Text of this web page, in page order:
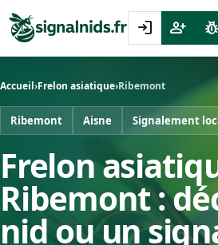
login person_add pest_control
Accueil›Frelon asiatique›Ribemont
Ribemont Aisne Signalement
Frelon
Ribemont :
nid ou un